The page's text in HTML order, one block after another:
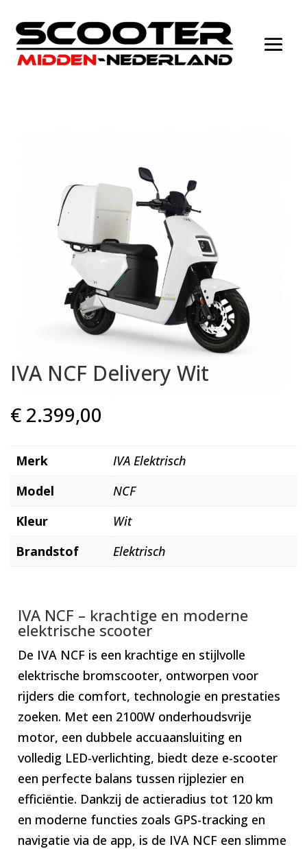
IVA NCF Delivery Wit
€ 2.399,00
Merk
IVA Elektrisch
Model
NCF
Kleur
Wit
Brandstof
Elektrisch
IVA NCF – krachtige en moderne
elektrische scooter
De IVA NCF is een krachtige en stijlvolle
elektrische bromscooter, ontworpen voor
rijders die comfort, technologie en prestaties
zoeken. Met een 2100W onderhoudsvrije
motor, een dubbele accuaansluiting en
volledig LED-verlichting, biedt deze e-scooter
een perfecte balans tussen rijplezier en
efficiëntie. Dankzij de actieradius tot 120 km
en moderne functies zoals GPS-tracking en
navigatie via de app, is de IVA NCF een slimme